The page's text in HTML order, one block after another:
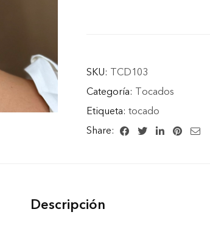
SKU: TCD103
Categoría: Tocados
Etiqueta: tocado
Share:
Descripción